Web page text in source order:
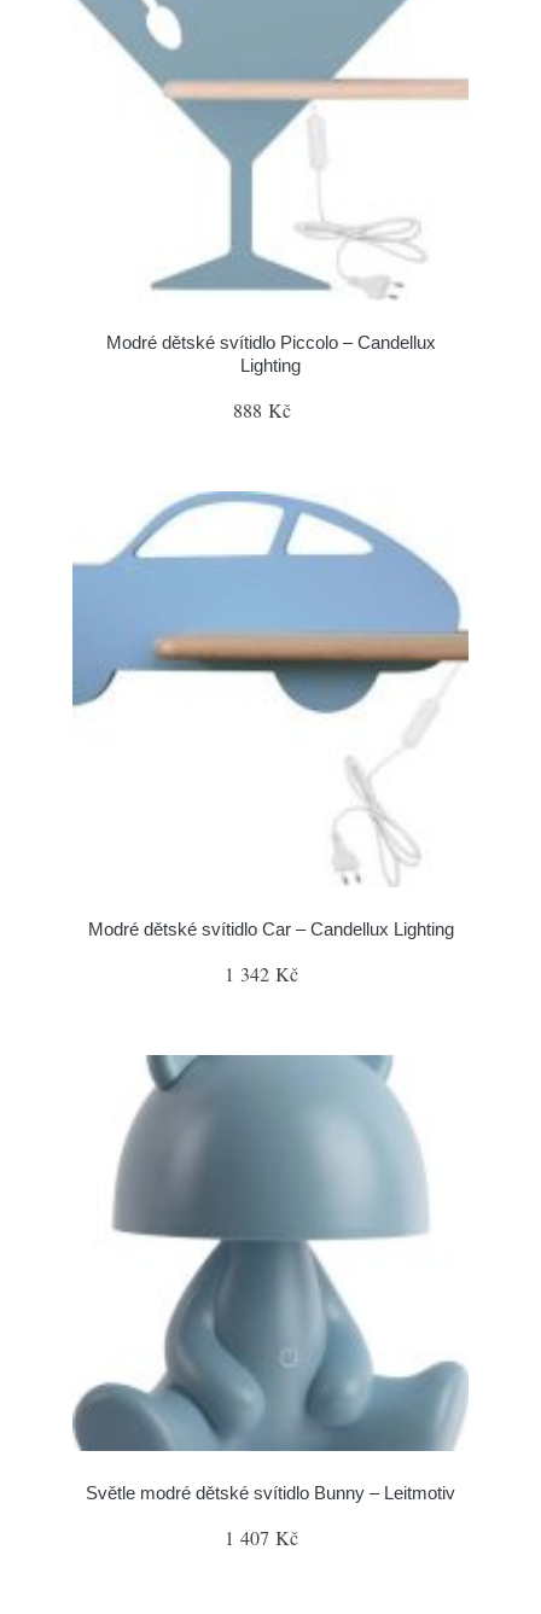
Modré dětské svítidlo Piccolo – Candellux
Lighting
888 Kč
Modré dětské svítidlo Car – Candellux Lighting
1 342 Kč
Světle modré dětské svítidlo Bunny – Leitmotiv
1 407 Kč